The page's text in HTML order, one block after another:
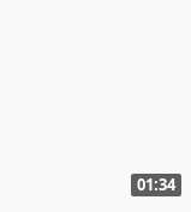
01:34